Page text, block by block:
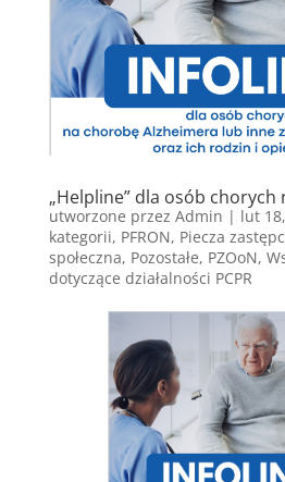
„Helpline” dla osób chorych
utworzone przez Admin | lut
kategorii, PFRON, Piecza
społeczna, Pozostałe, PZOoN,
dotyczące działalności PCPR